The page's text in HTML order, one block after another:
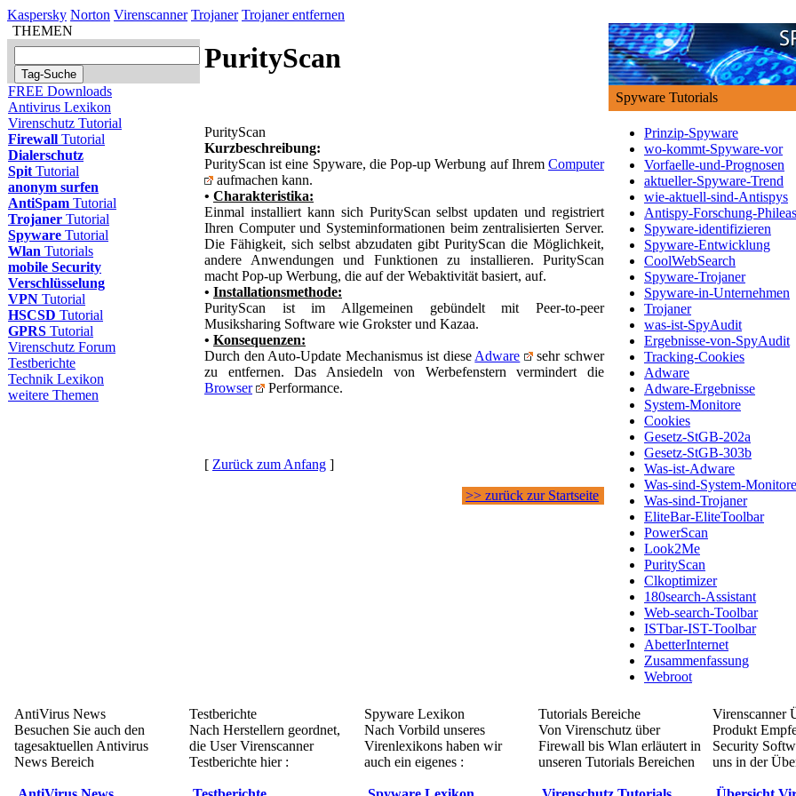
Kaspersky Norton Virenscanner Trojaner Trojaner entfernen
THEMEN
FREE Downloads
Antivirus Lexikon
Virenschutz Tutorial
Firewall Tutorial
Dialerschutz
Spit Tutorial
anonym surfen
AntiSpam Tutorial
Trojaner Tutorial
Spyware Tutorial
Wlan Tutorials
mobile Security
Verschlüsselung
VPN Tutorial
HSCSD Tutorial
GPRS Tutorial
Virenschutz Forum
Testberichte
Technik Lexikon
weitere Themen
PurityScan
PurityScan
Kurzbeschreibung:
PurityScan ist eine Spyware, die Pop-up Werbung auf Ihrem Computer
aufmachen kann.
• Charakteristika:
Einmal installiert kann sich PurityScan selbst updaten und registriert
Ihren Computer und Systeminformationen beim zentralisierten Server.
Die Fähigkeit, sich selbst abzudaten gibt PurityScan die Möglichkeit,
andere Anwendungen und Funktionen zu installieren. PurityScan
macht Pop-up Werbung, die auf der Webaktivität basiert, auf.
• Installationsmethode:
PurityScan ist im Allgemeinen gebündelt mit Peer-to-peer
Musiksharing Software wie Grokster und Kazaa.
• Konsequenzen:
Durch den Auto-Update Mechanismus ist diese Adware
sehr schwer
zu entfernen. Das Ansiedeln von Werbefenstern vermindert die
Browser
Performance.
[ Zurück zum Anfang ]
>> zurück zur Startseite
Spyware Tutorials
Prinzip-Spyware
wo-kommt-Spyware-vor
Vorfaelle-und-Prognosen
aktueller-Spyware-Trend
wie-aktuell-sind-Antispys
Antispy-Forschung-Phileas
Spyware-identifizieren
Spyware-Entwicklung
CoolWebSearch
Spyware-Trojaner
Spyware-in-Unternehmen
Trojaner
was-ist-SpyAudit
Ergebnisse-von-SpyAudit
Tracking-Cookies
Adware
Adware-Ergebnisse
System-Monitore
Cookies
Gesetz-StGB-202a
Gesetz-StGB-303b
Was-ist-Adware
Was-sind-System-Monitore
Was-sind-Trojaner
EliteBar-EliteToolbar
PowerScan
Look2Me
PurityScan
Clkoptimizer
180search-Assistant
Web-search-Toolbar
ISTbar-IST-Toolbar
AbetterInternet
Zusammenfassung
Webroot
AntiVirus News
Besuchen Sie auch den
tagesaktuellen Antivirus
News Bereich
Testberichte
Nach Herstellern geordnet,
die User Virenscanner
Testberichte hier :
Spyware Lexikon
Nach Vorbild unseres
Virenlexikons haben wir
auch ein eigenes :
Tutorials Bereiche
Von Virenschutz über
Firewall bis Wlan erläutert in
unseren Tutorials Bereichen
Virenscanner
Produkt
Security
uns in der